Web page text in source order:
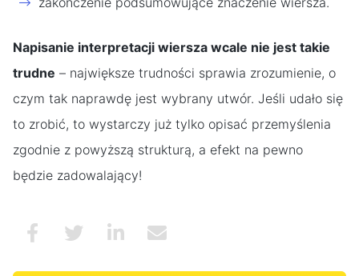
Napisanie interpretacji wiersza wcale nie jest takie
trudne – największe trudności sprawia zrozumienie, o
czym tak naprawdę jest wybrany utwór. Jeśli udało się
to zrobić, to wystarczy już tylko opisać przemyślenia
zgodnie z powyższą strukturą, a efekt na pewno
będzie zadowalający!